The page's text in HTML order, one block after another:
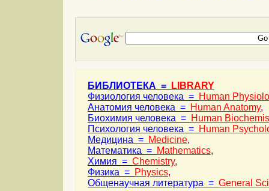
БИБЛИОТЕКА =
LIBRARY
Физиология человека = Human
Анатомия человека = Human Anatomy,
Биохимия человека = Human
Психология человека = Human
Медицина = Medicine,
Математика = Mathematics,
Химия = Chemistry,
Физика = Physics,
Общенаучная литература = General